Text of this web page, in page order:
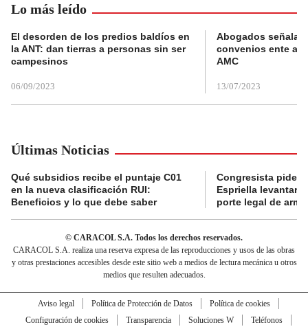
Lo más leído
El desorden de los predios baldíos en
la ANT: dan tierras a personas sin ser
campesinos
06/09/2023
Abogados
convenios ente
AMC
13/07/2023
Últimas Noticias
Qué subsidios recibe el puntaje C01
en la nueva clasificación RUI:
Beneficios y lo que debe saber
Congresista pide a
Espriella levantar
porte legal de
© CARACOL S.A. Todos los derechos reservados.
CARACOL S.A. realiza una reserva expresa de las reproducciones y usos de las obras
y otras prestaciones accesibles desde este sitio web a medios de lectura mecánica u otros
medios que resulten adecuados.
Aviso legal Política de Protección de Datos
Política de cookies
Configuración de cookies
Transparencia Soluciones W
Teléfonos